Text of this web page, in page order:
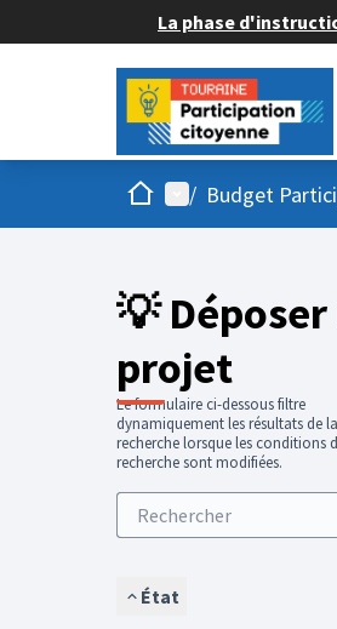
La phase
AccueilMenu principal
/ Budget
💡 Déposer
projet
Le formulaire ci-dessous filtre
dynamiquement les résultats de la
recherche lorsque les conditions
recherche sont modifiées.
État